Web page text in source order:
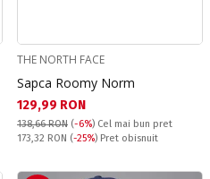
THE NORTH FACE
Sapca Roomy Norm
Текуща цена:
129,99 RON
138,66 RON (-6%) Cel mai bun pret
Pret obisnuit:
173,32 RON (-25%) Pret obisnuit